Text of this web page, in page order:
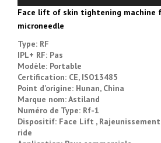
Face lift of skin tightening machine
microneedle
Type: RF
IPL+ RF: Pas
Modèle: Portable
Certification: CE, ISO13485
Point d’origine: Hunan, China
Marque nom: Astiland
Numéro de Type: Rf-1
Dispositif: Face Lift ,
ride